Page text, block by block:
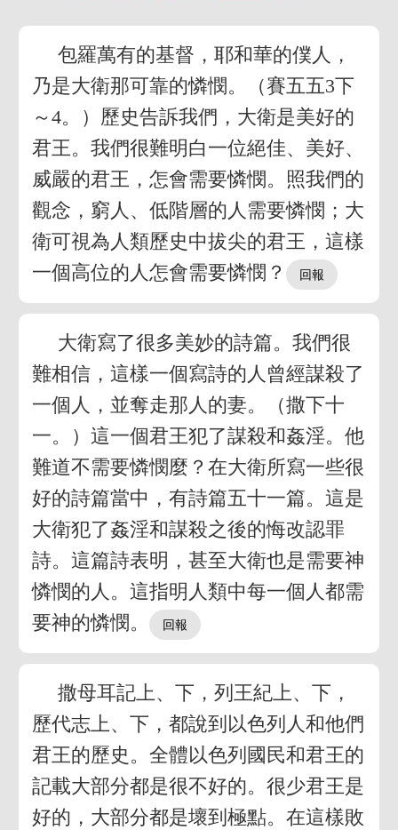
包羅萬有的基督，耶和華的僕人，
乃是大衛那可靠的憐憫。（賽五五3下
～4。）歷史告訴我們，大衛是美好的
君王。我們很難明白一位絕佳、美好、
威嚴的君王，怎會需要憐憫。照我們的
觀念，窮人、低階層的人需要憐憫；大
衛可視為人類歷史中拔尖的君王，這樣
一個高位的人怎會需要憐憫？
大衛寫了很多美妙的詩篇。我們很
難相信，這樣一個寫詩的人曾經謀殺了
一個人，並奪走那人的妻。（撒下十
一。）這一個君王犯了謀殺和姦淫。他
難道不需要憐憫麼？在大衛所寫一些很
好的詩篇當中，有詩篇五十一篇。這是
大衛犯了姦淫和謀殺之後的悔改認罪
詩。這篇詩表明，甚至大衛也是需要神
憐憫的人。這指明人類中每一個人都需
要神的憐憫。
撒母耳記上、下，列王紀上、下，
歷代志上、下，都說到以色列人和他們
君王的歷史。全體以色列國民和君王的
記載大部分都是很不好的。很少君王是
好的，大部分都是壞到極點。在這樣敗